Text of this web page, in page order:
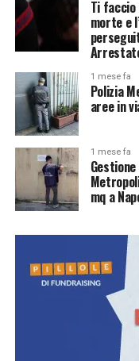
Ti faccio
morte e
1 mese fa
Polizia
aree in
1 mese fa
mq a